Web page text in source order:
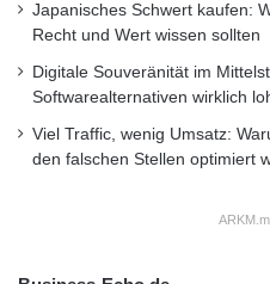
Programme für das
Flicker-TAN löst bei
Sparkassen das
von einem Zettel
Japanisches Schwert kaufen:
Recht und Wert wissen sollten
Digitale Souveränität im
Softwarealternativen wirklich
Viel Traffic, wenig Umsatz:
den falschen Stellen optimiert